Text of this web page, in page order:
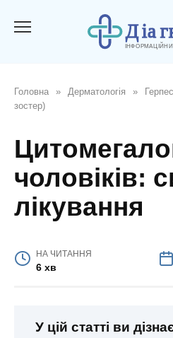
Головна » Дерматологія »
зостер)
чоловіків:
лікування
НА ЧИТАННЯ
6 хв
У цій статті ви